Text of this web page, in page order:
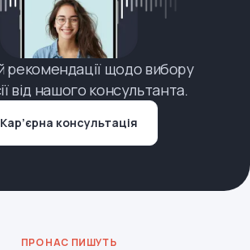
рекомендації щодо вибору
від нашого консультанта.
Кар’єрна консультація
ПРО НАС ПИШУТЬ